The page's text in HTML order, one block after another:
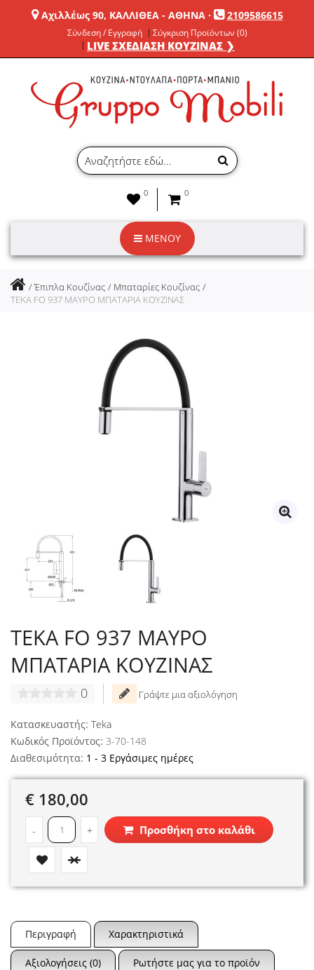
Αχιλλέως 90, ΚΑΛΛΙΘΕΑ - ΑΘΗΝΑ· 2109586615
Σύνδεση / Εγγραφή Σύγκριση Προϊόντων (0)
LIVE ΣΧΕΔΙΑΣΗ ΚΟΥΖΙΝΑΣ ❯
0 0
ΜΕΝΟΥ
Έπιπλα Κουζίνας
Μπαταρίες Κουζίνας
TEKA FO 937 ΜΑΥΡΟ ΜΠΑΤΑΡΙΑ ΚΟΥΖΙΝΑΣ
TEKA FO 937 ΜΑΥΡΟ
ΜΠΑΤΑΡΙΑ ΚΟΥΖΙΝΑΣ
0 Γράψτε μια αξιολόγηση
Κατασκευαστής: Teka
Κωδικός Προϊόντος: 3-70-148
Διαθεσιμότητα: 1 - 3 Εργάσιμες ημέρες
€ 180,00
- + Προσθήκη στο καλάθι
Περιγραφή Χαρακτηριστικά
Αξιολογήσεις (0) Ρωτήστε μας για το προϊόν